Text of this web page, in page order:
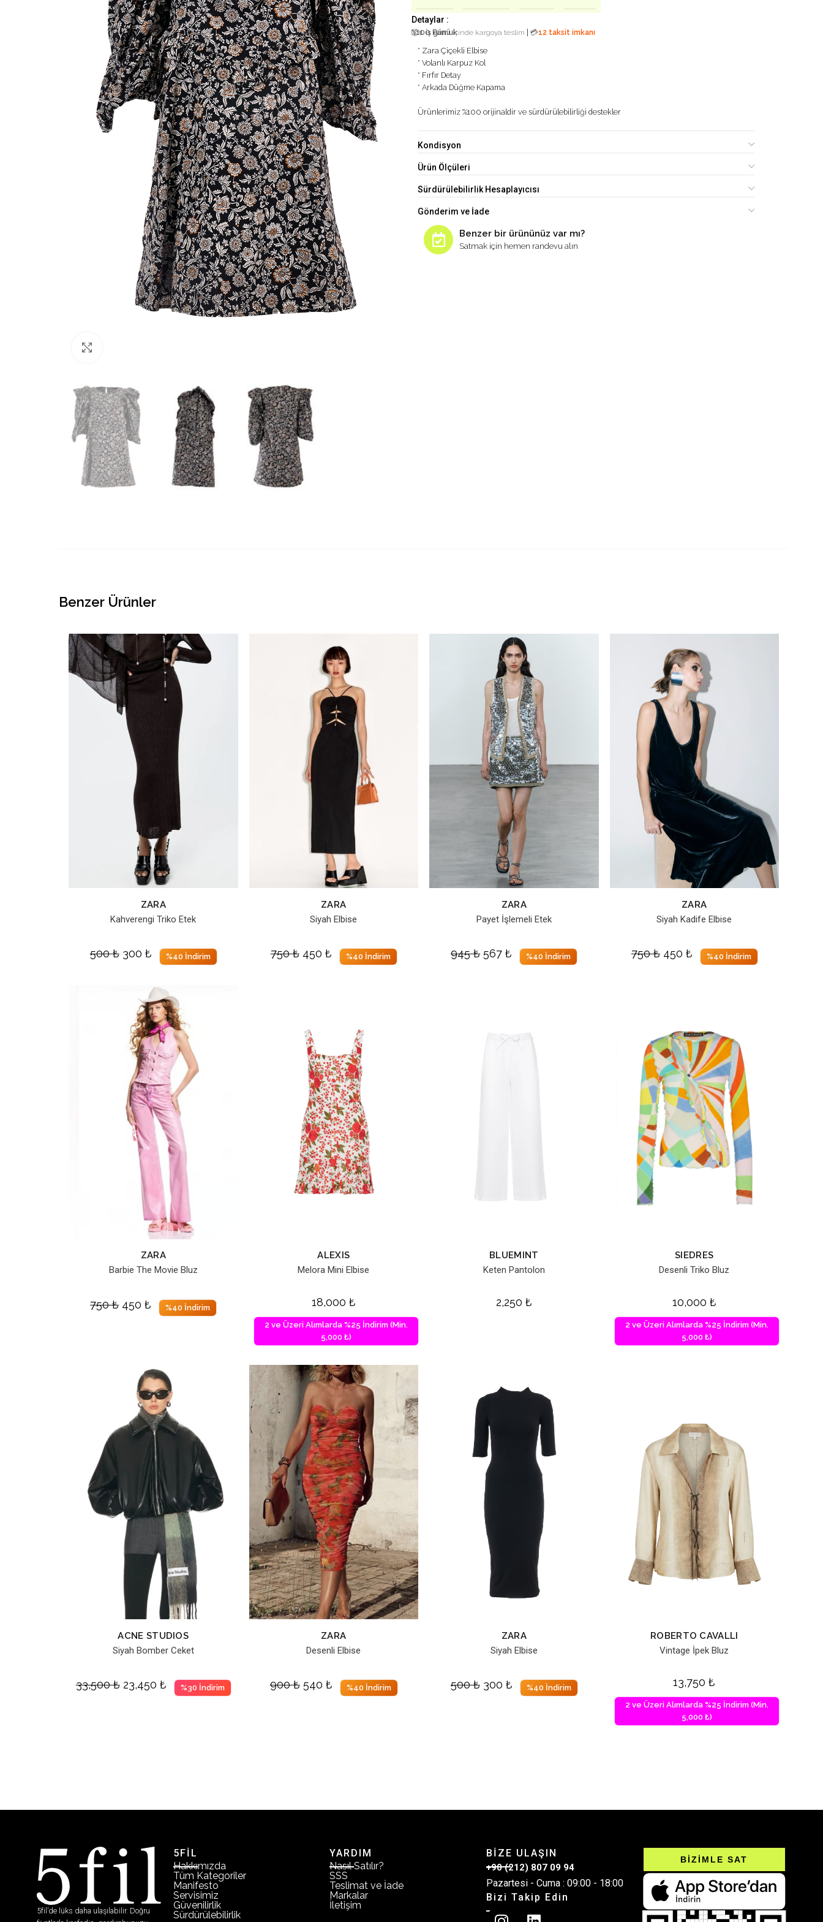
Detaylar :
%100 Pamuk
📦1 iş günüiçinde kargoya teslim 💳12 taksit imkanı
* Zara Çiçekli Elbise
* Volanlı Karpuz Kol
* Fırfır Detay
* Arkada Düğme Kapama
Ürünlerimiz %100 orijinaldir ve sürdürülebilirliği destekler
Kondisyon
Ürün Ölçüleri
Sürdürülebilirlik Hesaplayıcısı
Gönderim ve İade
Benzer bir ürününüz var mı?
Satmak için hemen randevu alın
Benzer Ürünler
ZARA
Kahverengi Triko Etek
500₺ 300 ₺ %40 İndirim
ZARA
Siyah Elbise
750₺ 450 ₺ %40 İndirim
ZARA
Payet İşlemeli Etek
945₺ 567₺ %40 İndirim
ZARA
Siyah Kadife Elbise
750₺ 450 ₺ %40 İndirim
ZARA
Barbie The Movie Bluz
750₺ 450₺ %40 İndirim
ALEXIS
Melora Mini Elbise
18,000 ₺
2 ve Üzeri Alımlarda %25 İndirim (Min.
5,000 ₺)
BLUEMINT
Keten Pantolon
2,250 ₺
SIEDRES
Desenli Triko Bluz
10,000 ₺
2 ve Üzeri Alımlarda %25 İndirim (Min.
5,000 ₺)
ACNE STUDIOS
Siyah Bomber Ceket
33,500₺ 23,450 ₺ %30 İndirim
ZARA
Desenli Elbise
900₺ 540 ₺ %40 İndirim
ZARA
Siyah Elbise
500₺ 300 ₺ %40 İndirim
ROBERTO CAVALLI
Vintage İpek Bluz
13,750₺
2 ve Üzeri Alımlarda %25 İndirim (Min.
5,000 ₺)
5fil’de lüks daha ulaşılabilir. Doğru
5FİL
Hakkımızda
Tüm Kategoriler
Manifesto
Servisimiz
Güvenilirlik
Sürdürülebilirlik
YARDIM
Nasıl Satılır?
SSS
Teslimat ve İade
Markalar
İletişim
BİZE ULAŞIN
+90 (212) 807 09 94
Pazartesi - Cuma : 09:00 - 18:00
Bizi Takip Edin
BİZİMLE SAT